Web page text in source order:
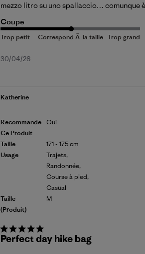
mezzo litro su uno spallaccio… comunque
Coupe
Date
30/04/26
Katherine
Recommande
Ce Produit
Taille
Usage
Taille
(produit)
Oui
171 - 175 cm
Trajets,
Randonnée,
Course à pied,
Casual
M
Perfect day hike bag